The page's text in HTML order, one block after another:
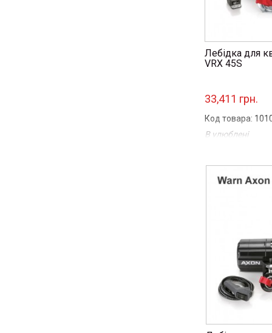
Лебідка для
VRX 45S
33,411 грн.
Код товара:
В улюблені
...